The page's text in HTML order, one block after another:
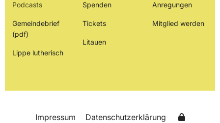
Podcasts
Gemeindebrief
(pdf)
Lippe lutherisch
Spenden
Tickets
Litauen
Anregungen
Mitglied werden
Impressum Datenschutzerklärung